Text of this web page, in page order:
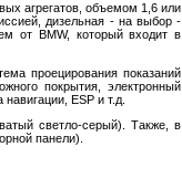
агрегатов, объемом 1,6 или
дизельная - на выбор -
от BMW, который входит в
проецирования показаний
покрытия, электронный
ESP и т.д.
светло-серый). Также, в
панели).